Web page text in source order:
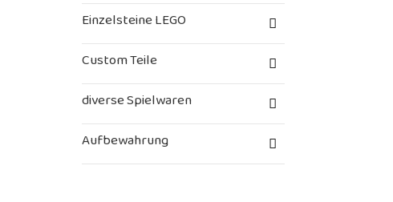
Einzelsteine LEGO
Custom Teile
diverse Spielwaren
Aufbewahrung